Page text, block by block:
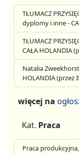
TŁUMACZ
dyplomy i inne -
TŁUMACZ
CAŁA HOLANDIA
Natalia
HOLANDIA (przez
więcej na
Kat. Praca
Praca